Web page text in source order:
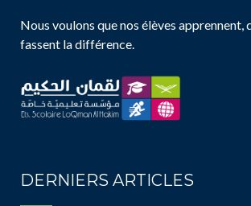
Nous voulons que nos élèves apprennent,
fassent la différence.
DERNIERS ARTICLES